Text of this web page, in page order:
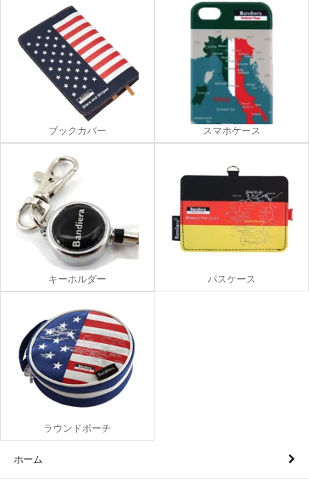
ブックカバー スマホケース
キーホルダー パスケース
ラウンドポーチ
ホーム